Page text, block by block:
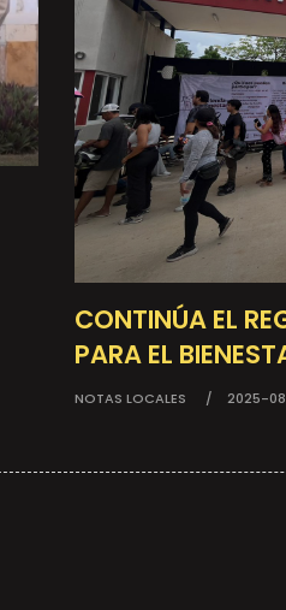
CONTINÚA EL
PARA EL
NOTAS LOCALES 2025-